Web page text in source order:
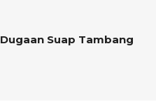
Suap Tambang